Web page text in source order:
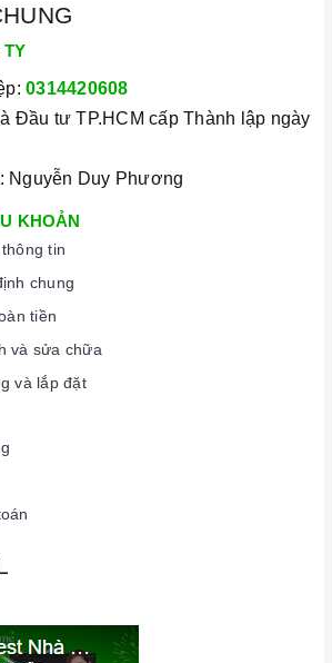
TY
0314420608
Đầu tư TP.HCM cấp Thành lập ngày
Nguyễn Duy Phương
KHOẢN
tin
chung
tiền
và sửa chữa
và lắp đặt